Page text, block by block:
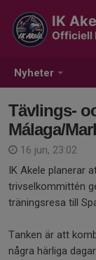
Nyheter
IK
Officiell
Tävlings-
Málaga/
16 jun, 23:02
IK Akele planerar
trivselkommittén
träningsresa till
Tanken är att
några härliga